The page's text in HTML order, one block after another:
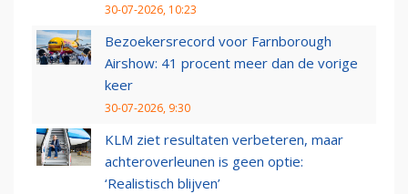
30-07-2026, 10:23
Bezoekersrecord voor Farnborough
Airshow: 41 procent meer dan de vorige
keer
30-07-2026, 9:30
KLM ziet resultaten verbeteren, maar
achteroverleunen is geen optie:
‘Realistisch blijven’